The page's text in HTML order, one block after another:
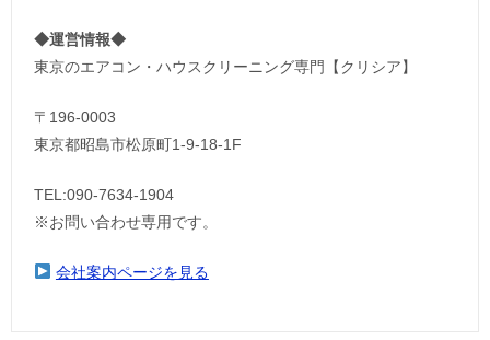
◆運営情報◆
東京のエアコン・ハウスクリーニング専門【クリシア】
〒196-0003
東京都昭島市松原町1-9‐18‐1F
TEL:090-7634-1904
※お問い合わせ専用です。
会社案内ページを見る